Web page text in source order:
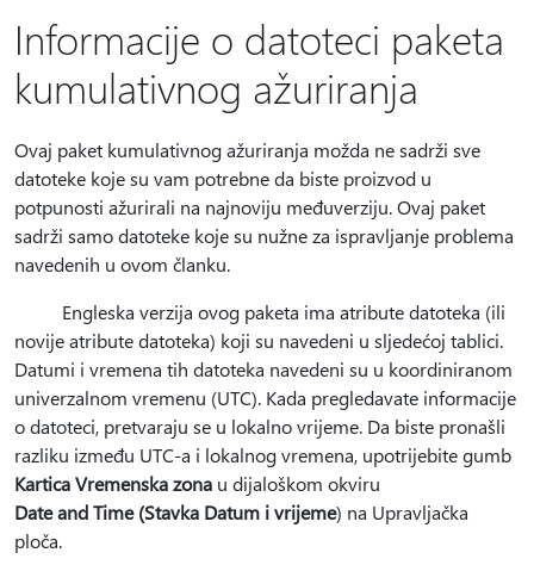
Informacije o datoteci paketa
kumulativnog ažuriranja
Ovaj paket kumulativnog ažuriranja možda ne sadrži sve
datoteke koje su vam potrebne da biste proizvod u
potpunosti ažurirali na najnoviju međuverziju. Ovaj paket
sadrži samo datoteke koje su nužne za ispravljanje problema
navedenih u ovom članku.
Engleska verzija ovog paketa ima atribute datoteka (ili
novije atribute datoteka) koji su navedeni u sljedećoj tablici.
Datumi i vremena tih datoteka navedeni su u koordiniranom
univerzalnom vremenu (UTC). Kada pregledavate informacije
o datoteci, pretvaraju se u lokalno vrijeme. Da biste pronašli
razliku između UTC-a i lokalnog vremena, upotrijebite gumb
Kartica Vremenska zona u dijaloškom okviru
Date and Time (Stavka Datum i vrijeme) na Upravljačka
ploča.